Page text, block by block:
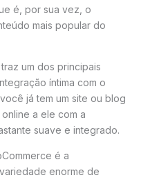
é, por sua vez, o
mais popular do
um dos principais
íntima com o
já tem um site ou blog
a ele com a
suave e integrado.
é a
enorme de